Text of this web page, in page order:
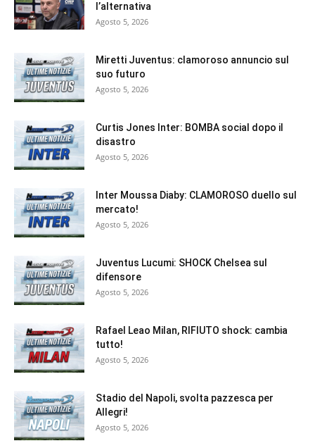
l’alternativa
Agosto 5, 2026
Miretti Juventus: clamoroso annuncio sul
suo futuro
Agosto 5, 2026
Curtis Jones Inter: BOMBA social dopo il
disastro
Agosto 5, 2026
Inter Moussa Diaby: CLAMOROSO duello sul
mercato!
Agosto 5, 2026
Juventus Lucumi: SHOCK Chelsea sul
difensore
Agosto 5, 2026
Rafael Leao Milan, RIFIUTO shock: cambia
tutto!
Agosto 5, 2026
Stadio del Napoli, svolta pazzesca per
Allegri!
Agosto 5, 2026